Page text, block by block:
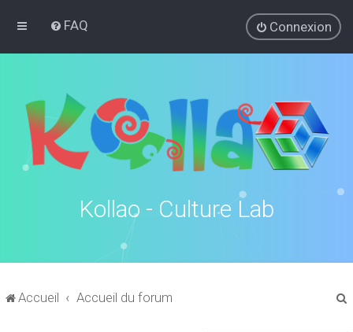
FAQ Connexion
Kollao - Culture Lab
Accueil Accueil du forum